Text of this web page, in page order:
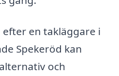
en takläggare i
Spekeröd kan
och